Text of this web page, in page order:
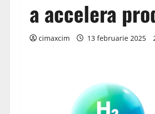
a accelera
cimaxcim 13 februarie 2025